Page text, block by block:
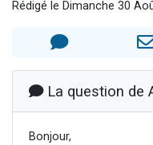
30
12
Rédigé le Dimanche 30
La question de
Bonjour,